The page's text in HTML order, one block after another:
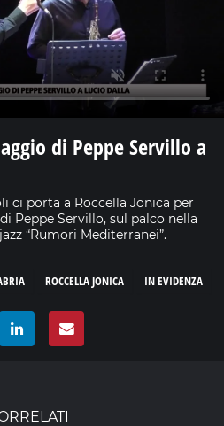
di Peppe Servillo a
ci porta a Roccella Jonica per
Peppe Servillo, sul palco nella
“Rumori Mediterranei”.
IN EVIDENZA
ROCCELLA JONICA